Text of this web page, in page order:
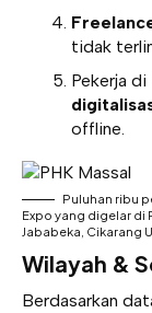
tidak
Pekerja
offline.
Puluhan ribu
Expo yang digelar di
Jababeka, Cikarang
Wilayah &
Berdasarkan